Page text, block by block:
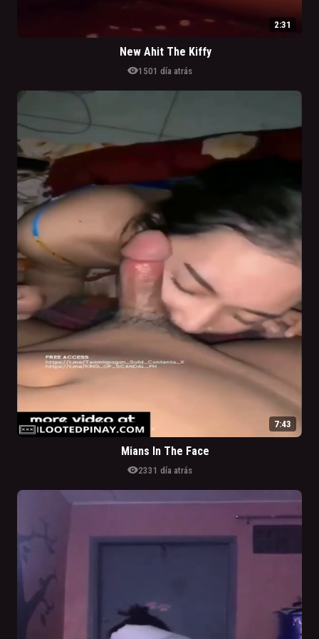
2:31
New Ahit The Kiffy
visibility1501 día atrás
7:43
Mians In The Face
visibility2331 día atrás